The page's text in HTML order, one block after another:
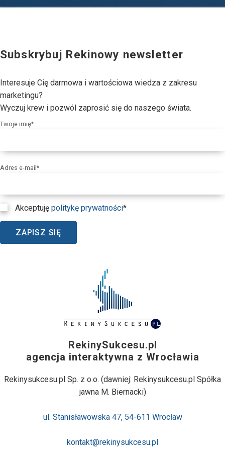
Subskrybuj Rekinowy newsletter
Interesuje Cię darmowa i wartościowa wiedza z zakresu
marketingu?
Wyczuj krew i pozwól zaprosić się do naszego świata.
Twoje imię*
Adres e-mail*
Akceptuję politykę prywatności*
ZAPISZ SIĘ
RekinySukcesu.pl
agencja interaktywna z Wrocławia
Rekinysukcesu.pl Sp. z o.o. (dawniej: Rekinysukcesu.pl Spółka
jawna M. Biernacki)
ul. Stanisławowska 47, 54-611 Wrocław
kontakt@rekinysukcesu.pl